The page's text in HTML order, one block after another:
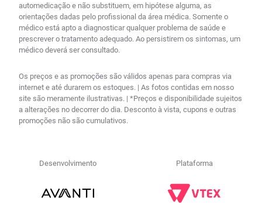
automedicação e não substituem, em hipótese alguma, as
orientações dadas pelo profissional da área médica. Somente o
médico está apto a diagnosticar qualquer problema de saúde e
prescrever o tratamento adequado. Ao persistirem os sintomas, um
médico deverá ser consultado.
Os preços e as promoções são válidos apenas para compras via
internet e até durarem os estoques. | As fotos contidas em nosso
site são meramente ilustrativas. | *Preços e disponibilidade sujeitos
a alterações no decorrer do dia. Desconto à vista, cupons e outras
promoções não são cumulativos.
Desenvolvimento Plataforma